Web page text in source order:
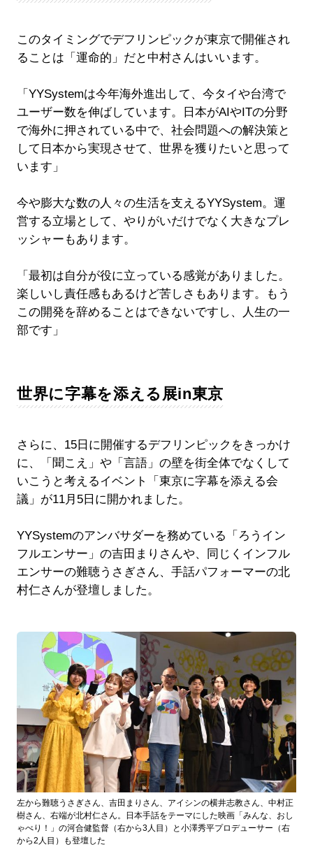
このタイミングでデフリンピックが東京で開催され
ることは「運命的」だと中村さんはいいます。
「YYSystemは今年海外進出して、今タイや台湾で
ユーザー数を伸ばしています。日本がAIやITの分野
で海外に押されている中で、社会問題への解決策と
して日本から実現させて、世界を獲りたいと思って
います」
今や膨大な数の人々の生活を支えるYYSystem。運
営する立場として、やりがいだけでなく大きなプレ
ッシャーもあります。
「最初は自分が役に立っている感覚がありました。
楽しいし責任感もあるけど苦しさもあります。もう
この開発を辞めることはできないですし、人生の一
部です」
世界に字幕を添える展in東京
さらに、15日に開催するデフリンピックをきっかけ
に、「聞こえ」や「言語」の壁を街全体でなくして
いこうと考えるイベント「東京に字幕を添える会
議」が11月5日に開かれました。
YYSystemのアンバサダーを務めている「ろうイン
フルエンサー」の吉田まりさんや、同じくインフル
エンサーの難聴うさぎさん、手話パフォーマーの北
村仁さんが登壇しました。
左から難聴うさぎさん、吉田まりさん、アイシンの横井志教さん、中村正
樹さん、右端が北村仁さん。日本手話をテーマにした映画「みんな、おし
ゃべり！」の河合健監督（右から3人目）と小澤秀平プロデューサー（右
から2人目）も登壇した